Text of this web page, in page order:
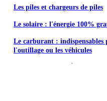
Les piles et chargeurs de piles
Le solaire : l'énergie 100%
Le carburant : indispensables
l'outillage ou les véhicules